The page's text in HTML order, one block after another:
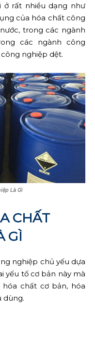
rất nhiều dạng như
của hóa chất công
trong các ngành
các ngành công
nghiệp dệt.
Là Gì
CHẤT
GÌ
nghiệp chủ yếu dựa
yếu tố cơ bản này mà
chất cơ bản, hóa
dùng.